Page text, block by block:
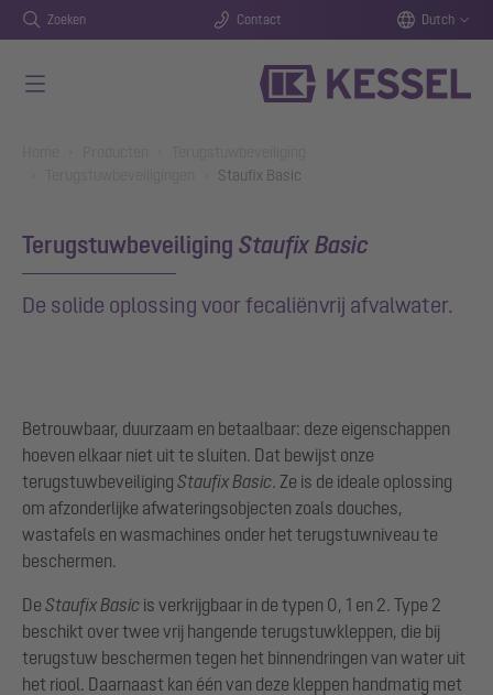
Zoeken Contact Dutch
Staufix Basic
Terugstuwbeveiliging Staufix Basic
De solide oplossing voor fecaliënvrij afvalwater.
Betrouwbaar, duurzaam en betaalbaar: deze eigenschappen
hoeven elkaar niet uit te sluiten. Dat bewijst onze
terugstuwbeveiliging Staufix Basic. Ze is de ideale oplossing
om afzonderlijke afwateringsobjecten zoals douches,
wastafels en wasmachines onder het terugstuwniveau te
beschermen.
De Staufix Basic is verkrijgbaar in de typen 0, 1 en 2. Type 2
beschikt over twee vrij hangende terugstuwkleppen, die bij
terugstuw beschermen tegen het binnendringen van water uit
het riool. Daarnaast kan één van deze kleppen handmatig met